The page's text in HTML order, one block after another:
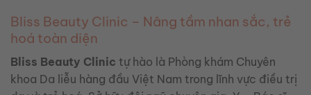
Bliss Beauty Clinic – Nâng tầm nhan sắc, trẻ
hoá toàn diện
Bliss Beauty Clinic tự hào là Phòng khám Chuyên
khoa Da liễu hàng đầu Việt Nam trong lĩnh vực điều trị